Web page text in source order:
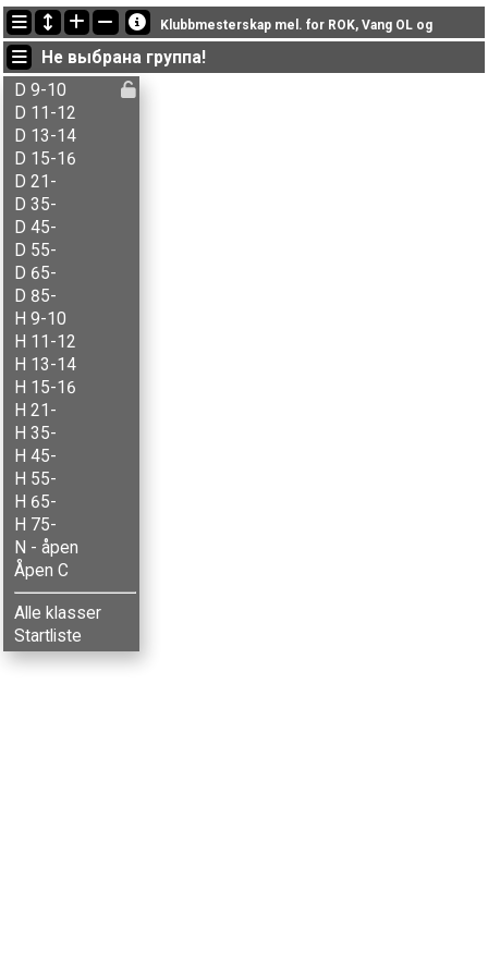
Последние обновления
19:01:46: carlson (Åpen C) финишировал с результатом 19:32 (1)
18:26:20: Aksel B. Carlson (H 11-12
18:26:20: Anders Skjeset (H 21-) финишировал с результатом 56:38 (5)
Klubbmesterskap mel. for ROK, Vang OL og
Не выбрана группа!
D 9-10
D 11-12
D 13-14
D 15-16
D 21-
D 35-
D 45-
D 55-
D 65-
D 85-
H 9-10
H 11-12
H 13-14
H 15-16
H 21-
H 35-
H 45-
H 55-
H 65-
H 75-
N - åpen
Åpen C
Alle klasser
Startliste